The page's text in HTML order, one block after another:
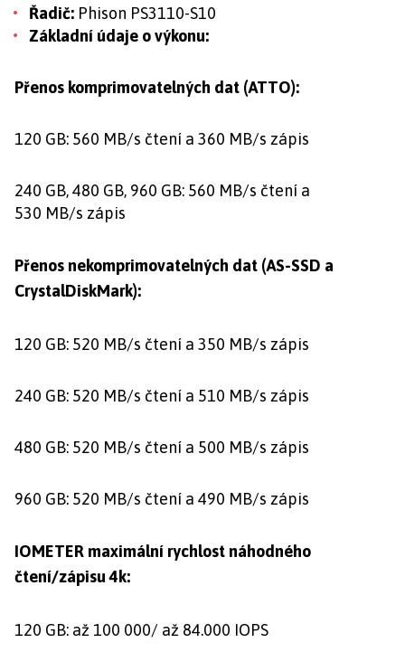
Řadič: Phison PS3110-S10
Základní údaje o výkonu:
Přenos komprimovatelných dat (ATTO):
120 GB: 560 MB/s čtení a 360 MB/s zápis
240 GB, 480 GB, 960 GB: 560 MB/s čtení a
530 MB/s zápis
Přenos nekomprimovatelných dat (AS-SSD a
CrystalDiskMark):
120 GB: 520 MB/s čtení a 350 MB/s zápis
240 GB: 520 MB/s čtení a 510 MB/s zápis
480 GB: 520 MB/s čtení a 500 MB/s zápis
960 GB: 520 MB/s čtení a 490 MB/s zápis
IOMETER maximální rychlost náhodného
čtení/zápisu 4k:
120 GB: až 100 000/ až 84.000 IOPS